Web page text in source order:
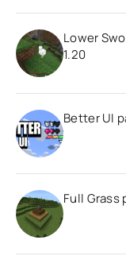
Lower
1.20
Full Grass